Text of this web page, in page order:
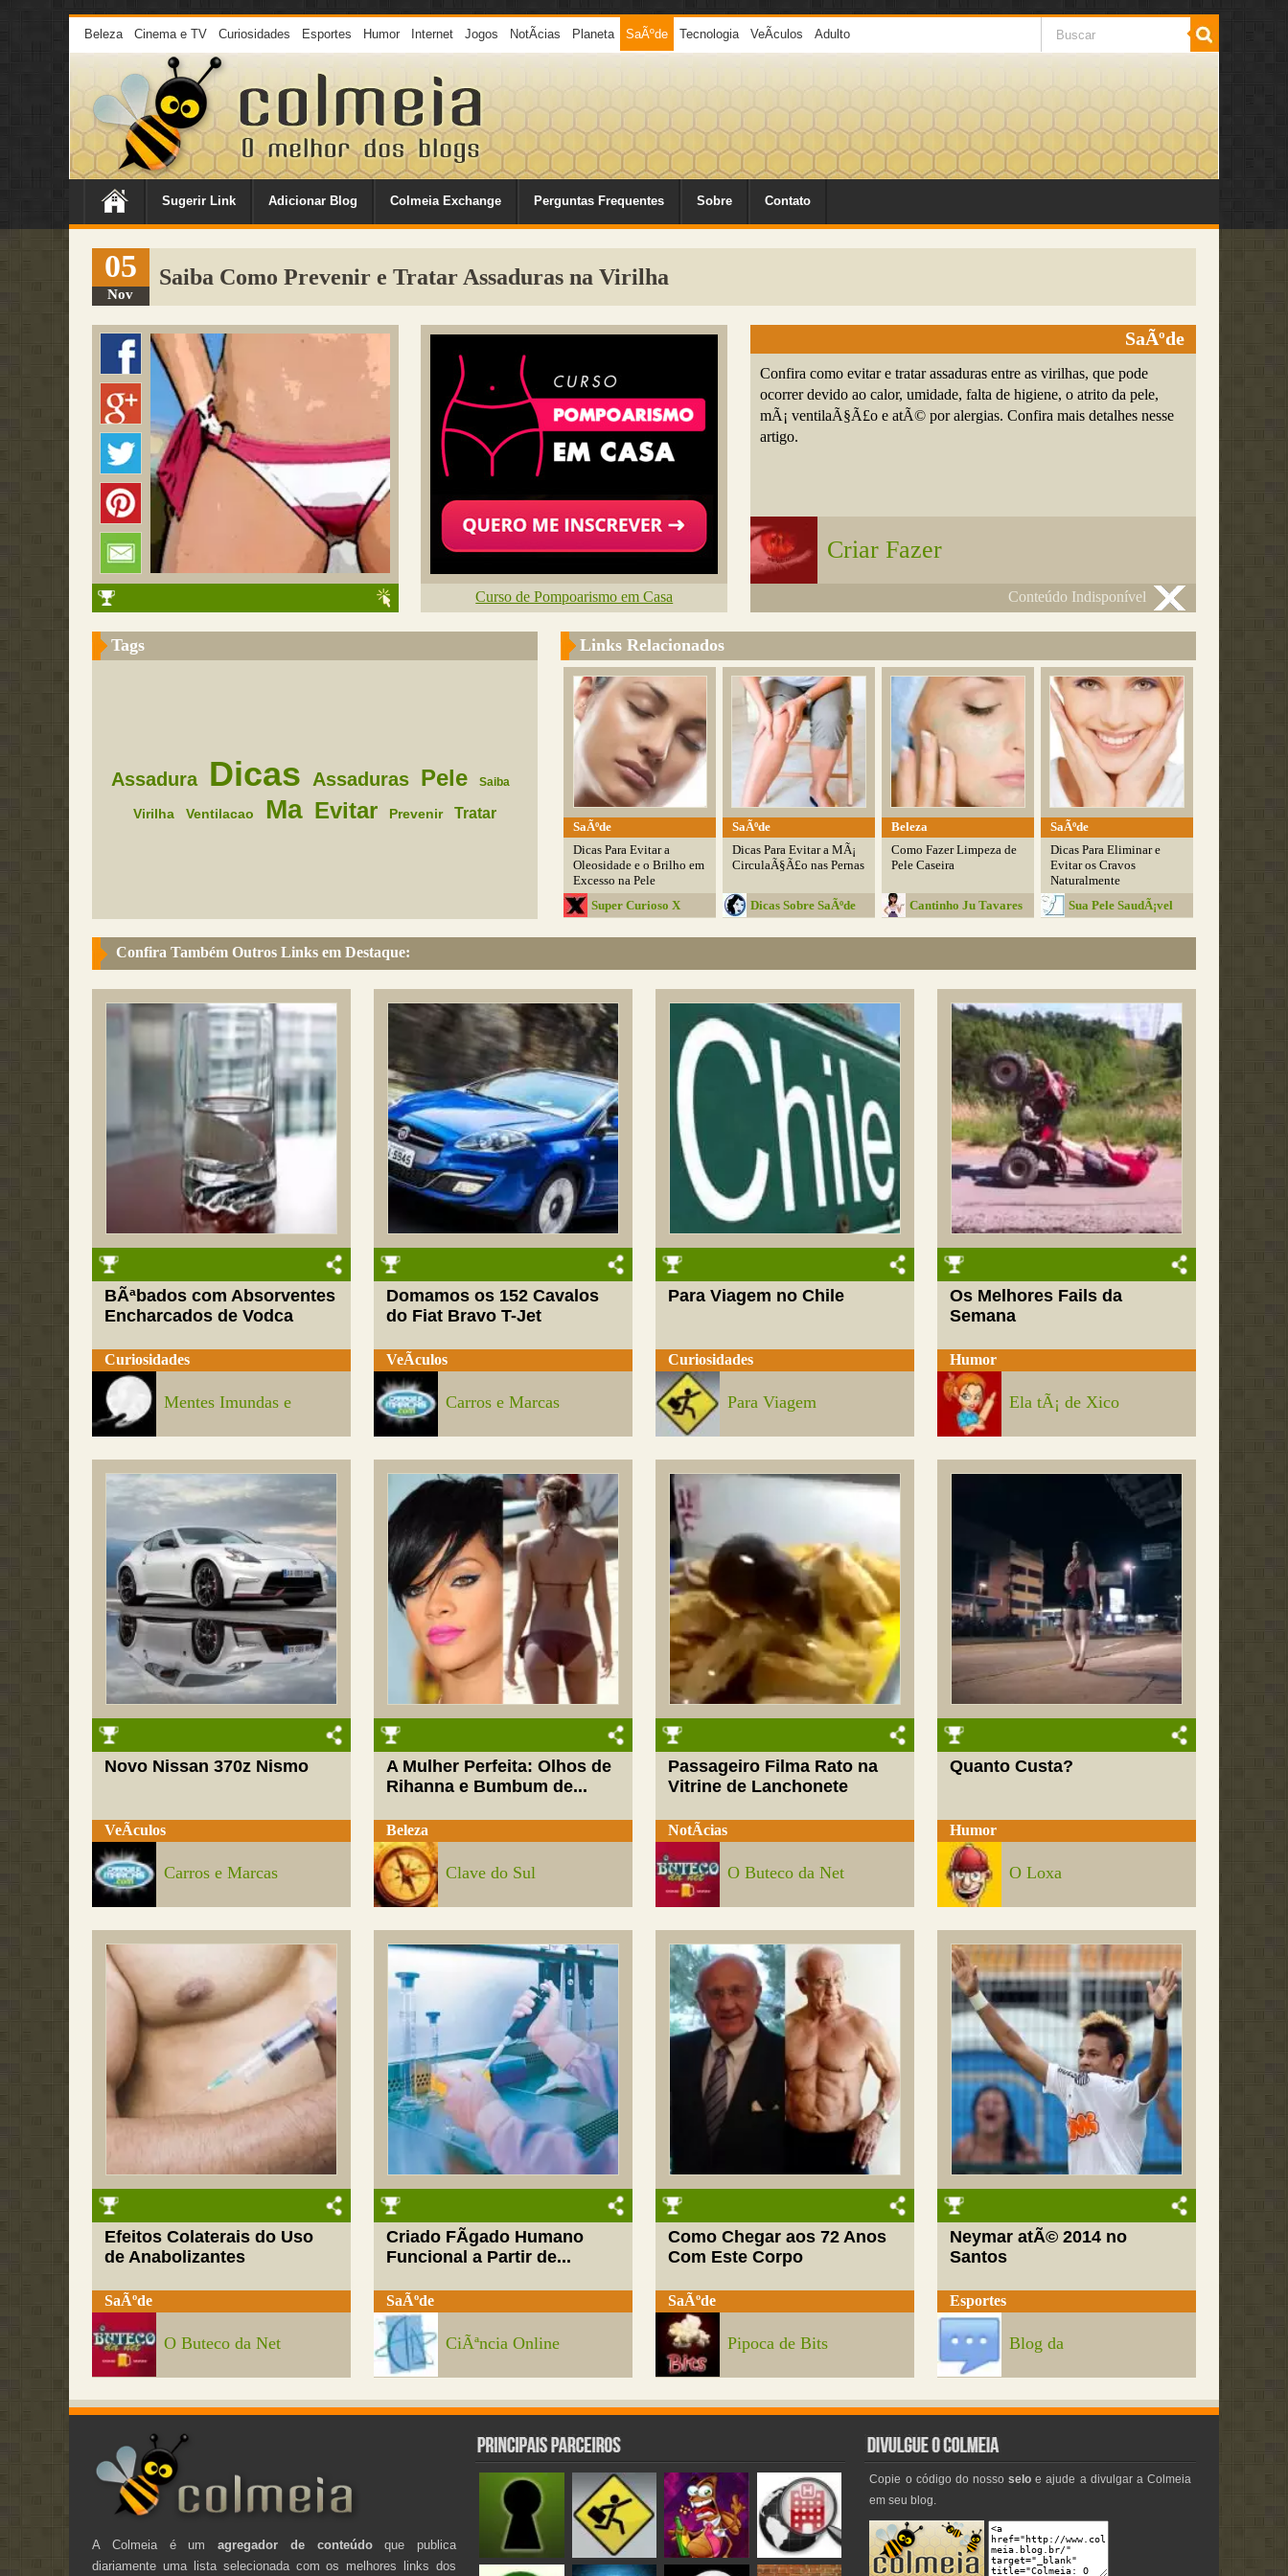
Beleza Cinema e TV Curiosidades Esportes Humor Internet Jogos NotÃ­cias Planeta SaÃºde Tecnologia VeÃ­culos Adulto
Sugerir Link Adicionar Blog Colmeia Exchange Perguntas Frequentes Sobre Contato
05
Nov
Saiba Como Prevenir e Tratar Assaduras na Virilha
Curso de Pompoarismo em Casa
SaÃºde
Confira como evitar e tratar assaduras entre as virilhas, que pode
ocorrer devido ao calor, umidade, falta de higiene, o atrito da pele,
mÃ¡ ventilaÃ§Ã£o e atÃ© por alergias. Confira mais detalhes nesse
artigo.
Criar Fazer
Conteúdo Indisponível
Tags
Assadura Dicas Assaduras Pele Saiba
Virilha Ventilacao Ma Evitar Prevenir Tratar
Links Relacionados
SaÃºde
Dicas Para Evitar a
Oleosidade e o Brilho em
Excesso na Pele
Super Curioso X
SaÃºde
Dicas Para Evitar a MÃ¡
CirculaÃ§Ã£o nas Pernas
Dicas Sobre SaÃºde
Beleza
Como Fazer Limpeza de
Pele Caseira
Cantinho Ju Tavares
SaÃºde
Dicas Para Eliminar e
Evitar os Cravos
Naturalmente
Sua Pele SaudÃ¡vel
Confira Também Outros Links em Destaque:
BÃªbados com Absorventes
Encharcados de Vodca
Curiosidades
Mentes Imundas e
Domamos os 152 Cavalos
do Fiat Bravo T-Jet
VeÃ­culos
Carros e Marcas
Para Viagem no Chile
Curiosidades
Para Viagem
Os Melhores Fails da
Semana
Humor
Ela tÃ¡ de Xico
Novo Nissan 370z Nismo
VeÃ­culos
Carros e Marcas
A Mulher Perfeita: Olhos de
Rihanna e Bumbum de...
Beleza
Clave do Sul
Passageiro Filma Rato na
Vitrine de Lanchonete
NotÃ­cias
O Buteco da Net
Quanto Custa?
Humor
O Loxa
Efeitos Colaterais do Uso
de Anabolizantes
SaÃºde
O Buteco da Net
Criado FÃ­gado Humano
Funcional a Partir de...
SaÃºde
CiÃªncia Online
Como Chegar aos 72 Anos
Com Este Corpo
SaÃºde
Pipoca de Bits
Neymar atÃ© 2014 no
Santos
Esportes
Blog da
A Colmeia é umagregador de conteúdoque publica
diariamente uma lista selecionada com os melhores links dos
Copie o código do nossoselo e ajude a divulgar a Colmeia
em seu blog.